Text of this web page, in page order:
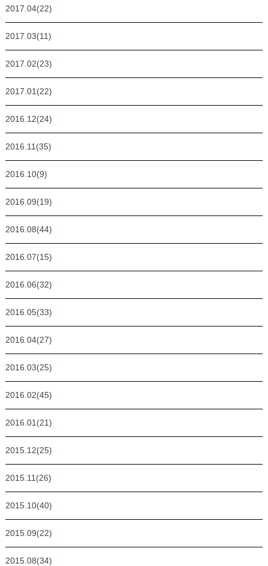
2017.04(22)
2017.03(11)
2017.02(23)
2017.01(22)
2016.12(24)
2016.11(35)
2016.10(9)
2016.09(19)
2016.08(44)
2016.07(15)
2016.06(32)
2016.05(33)
2016.04(27)
2016.03(25)
2016.02(45)
2016.01(21)
2015.12(25)
2015.11(26)
2015.10(40)
2015.09(22)
2015.08(34)